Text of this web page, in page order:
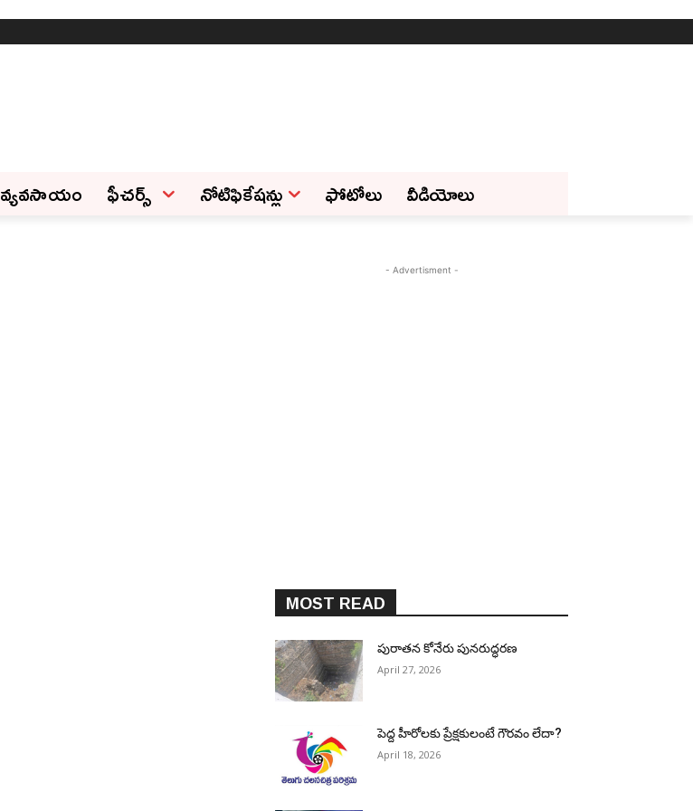
వ్యవసాయం ఫీచ‌ర్స్ ‌ నోటిఫికేషన్లు ఫోటోలు వీడియోలు
- Advertisment -
MOST READ
పురాత‌న కోనేరు పున‌రుద్ధ‌ర‌ణ
April 27, 2026
పెద్ద హీరోల‌కు ప్రేక్ష‌కులంటే గౌర‌వం లేదా?
April 18, 2026